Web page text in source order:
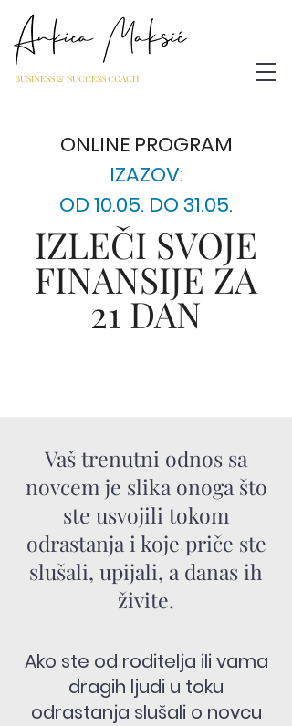
BUSINESS & SUCCESS COACH
ONLINE PROGRAM
IZAZOV:
OD 10.05. DO 31.05.
IZLEČI SVOJE
FINANSIJE ZA
21 DAN
Vaš trenutni odnos sa
novcem je slika onoga što
ste usvojili tokom
odrastanja i koje priče ste
slušali, upijali, a danas ih
živite.
Ako ste od roditelja ili vama
dragih ljudi u toku
odrastanja slušali o novcu